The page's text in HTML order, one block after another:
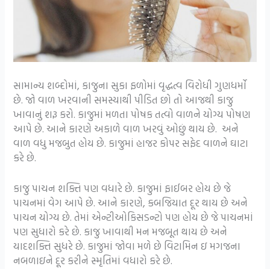
સામાન્ય શબ્દોમાં, કાજુના સુકા ફળોમાં વૃદ્ધત્વ વિરોધી ગુણધર્મો
છે. જો વાળ ખરવાની સમસ્યાથી પીડિત છો તો આજથી કાજુ
ખાવાનું શરૂ કરો. કાજુમાં મળતા પોષક તત્વો વાળને યોગ્ય પોષણ
આપે છે. આને કારણે અકાળે વાળ ખરવું ઓછું થાય છે. અને
વાળ વધુ મજબુત હોય છે. કાજુમાં હાજર કોપર સફેદ વાળને ઘાટા
કરે છે.
કાજુ પાચન શક્તિ પણ વધારે છે. કાજુમાં ફાઈબર હોય છે જે
પાચનમાં વેગ આપે છે. આને કારણે, કબજિયાત દૂર થાય છે અને
પાચન યોગ્ય છે. તેમાં એન્ટીઓકિસડન્ટો પણ હોય છે જે પાચનમાં
પણ સુધારો કરે છે. કાજુ ખાવાથી મન મજબૂત થાય છે અને
યાદશક્તિ સુધરે છે. કાજુમાં જોવા મળે છે વિટામિન ઇ મગજના
નબળાઇને દૂર કરીને સ્મૃતિમાં વધારો કરે છે.